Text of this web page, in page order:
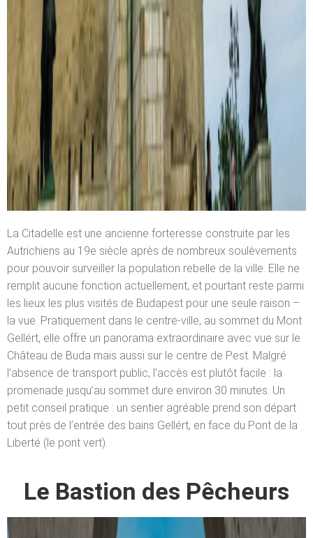
La Citadelle est une ancienne forteresse construite par les
Autrichiens au 19e siècle après de nombreux soulèvements
pour pouvoir surveiller la population rebelle de la ville. Elle ne
remplit aucune fonction actuellement, et pourtant reste parmi
les lieux les plus visités de Budapest pour une seule raison –
la vue. Pratiquement dans le centre-ville, au sommet du Mont
Gellért, elle offre un panorama extraordinaire avec vue sur le
Château de Buda mais aussi sur le centre de Pest. Malgré
l’absence de transport public, l’accès est plutôt facile : la
promenade jusqu’au sommet dure environ 30 minutes. Un
petit conseil pratique : un sentier agréable prend son départ
tout près de l’entrée des bains Gellért, en face du Pont de la
Liberté (le pont vert).
Le Bastion des Pêcheurs